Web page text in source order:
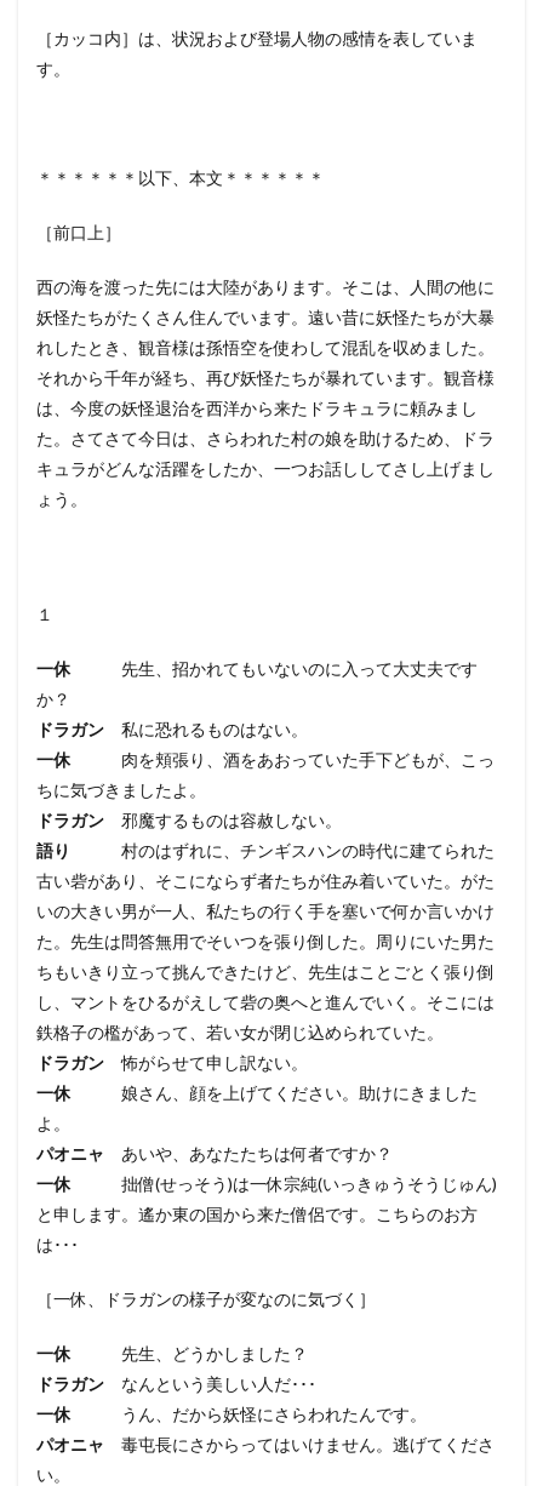
［カッコ内］は、状況および登場人物の感情を表していま
す。
＊＊＊＊＊＊以下、本文＊＊＊＊＊＊
［前口上］
西の海を渡った先には大陸があります。そこは、人間の他に
妖怪たちがたくさん住んでいます。遠い昔に妖怪たちが大暴
れしたとき、観音様は孫悟空を使わして混乱を収めました。
それから千年が経ち、再び妖怪たちが暴れています。観音様
は、今度の妖怪退治を西洋から来たドラキュラに頼みまし
た。さてさて今日は、さらわれた村の娘を助けるため、ドラ
キュラがどんな活躍をしたか、一つお話ししてさし上げまし
ょう。
１
一休先生、招かれてもいないのに入って大丈夫です
か？
ドラガン 私に恐れるものはない。
一休肉を頬張り、酒をあおっていた手下どもが、こっ
ちに気づきましたよ。
ドラガン 邪魔するものは容赦しない。
語り
村のはずれに、チンギスハンの時代に建てられた
古い砦があり、そこにならず者たちが住み着いていた。がた
いの大きい男が一人、私たちの行く手を塞いで何か言いかけ
た。先生は問答無用でそいつを張り倒した。周りにいた男た
ちもいきり立って挑んできたけど、先生はことごとく張り倒
し、マントをひるがえして砦の奥へと進んでいく。そこには
鉄格子の檻があって、若い女が閉じ込められていた。
ドラガン 怖がらせて申し訳ない。
一休娘さん、顔を上げてください。助けにきました
よ。
パオニャ あいや、あなたたちは何者ですか？
一休拙僧(せっそう)は一休宗純(いっきゅうそうじゅん)
と申します。遙か東の国から来た僧侶です。こちらのお方
は･･･
［一休、ドラガンの様子が変なのに気づく］
一休先生、どうかしました？
ドラガン なんという美しい人だ･･･
一休うん、だから妖怪にさらわれたんです。
パオニャ 毒屯長にさからってはいけません。逃げてくださ
い。